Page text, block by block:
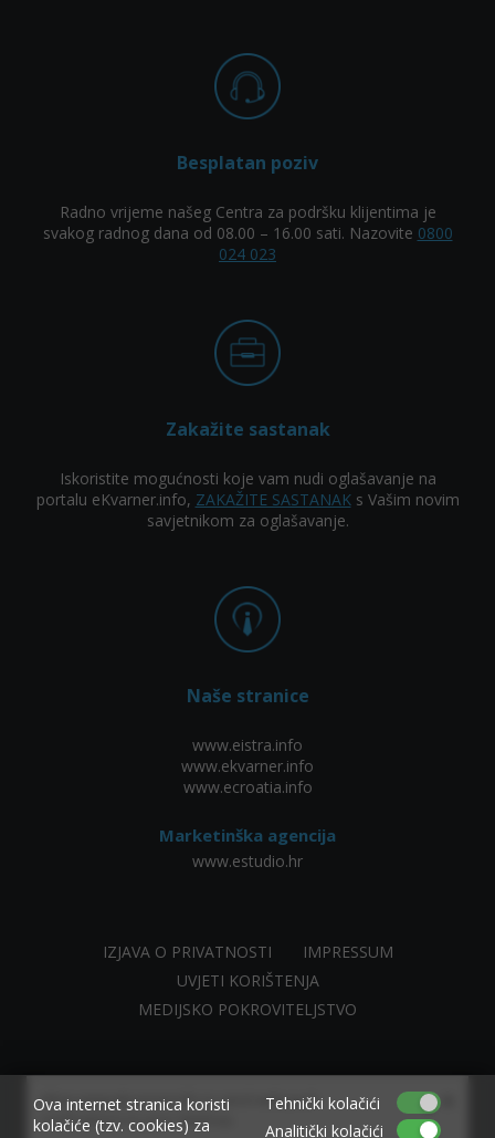
Allow www.ekvarner.info to send web push
notifications to your desktop.
×
Besplatan poziv
Radno vrijeme našeg Centra za podršku klijentima je
svakog radnog dana od 08.00 – 16.00 sati. Nazovite 0800
024 023
Zakažite sastanak
Iskoristite mogućnosti koje vam nudi oglašavanje na
portalu eKvarner.info, ZAKAŽITE SASTANAKs Vašim novim
savjetnikom za oglašavanje.
Naše stranice
www.eistra.info
www.ekvarner.info
www.ecroatia.info
Marketinška agencija
www.estudio.hr
IZJAVA O PRIVATNOSTI
IMPRESSUM
UVJETI KORIŠTENJA
MEDIJSKO POKROVITELJSTVO
Ova internet stranica koristi
kolačiće (tzv. cookies) za
Tehnički kolačići
Analitički kolačići